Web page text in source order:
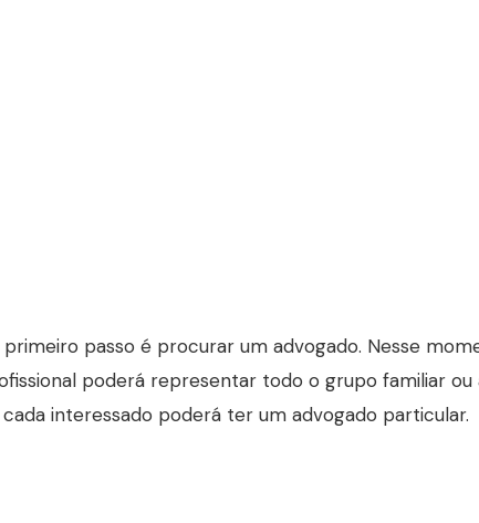
passo é procurar um advogado. Nesse
poderá representar todo o grupo familiar ou
interessado poderá ter um advogado particular.